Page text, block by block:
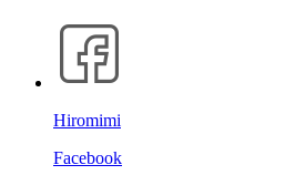
Hiromimi
Facebook